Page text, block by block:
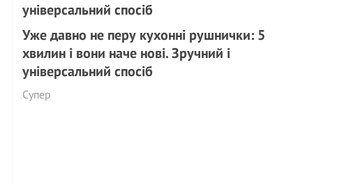
Уже давно не перу кухонні рушнички: 5
хвилин і вони наче нові. Зручний і
універсальний спосіб
Супер